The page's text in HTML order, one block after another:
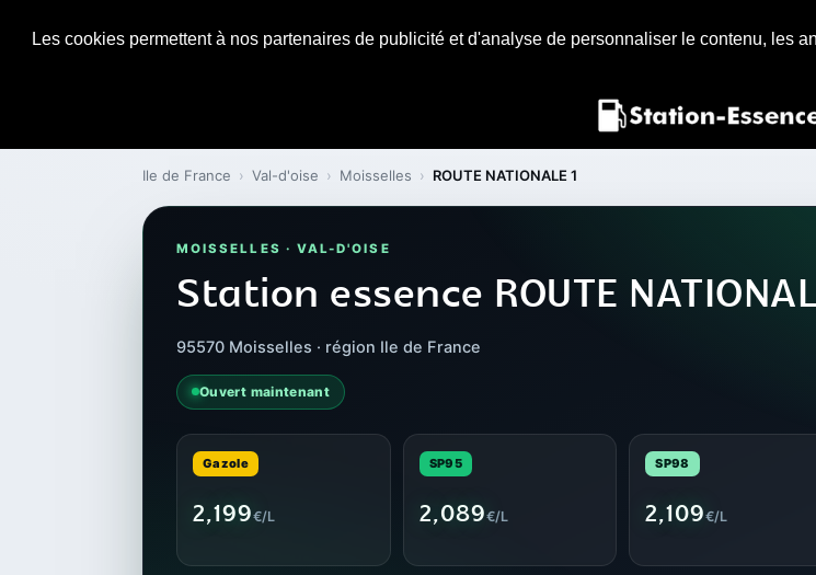
Les cookies permettent à nos partenaires de publicité et d'analyse de personnaliser le contenu, les
Ile de France › Val-d'oise › Moisselles › ROUTE NATIONALE 1
MOISSELLES · VAL-D'OISE
Station essence ROUTE
95570 Moisselles · région Ile de France
Ouvert maintenant
Gazole
2,199€/L
SP95
2,089€/L
SP98
2,109€/L